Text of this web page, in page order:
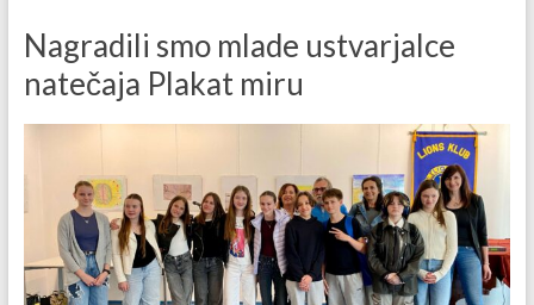
Nagradili smo mlade ustvarjalce
natečaja Plakat miru